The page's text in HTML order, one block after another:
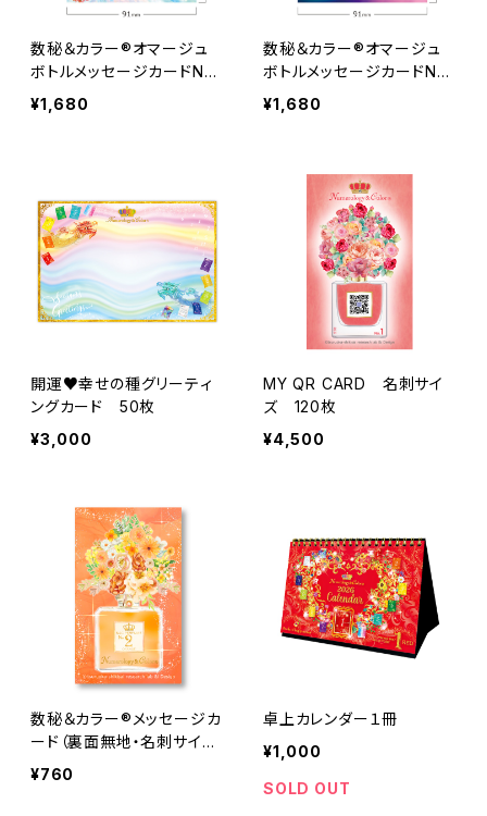
数秘＆カラー®オマージュ
ボトルメッセージカードNo.
２２ 30枚
¥1,680
数秘＆カラー®オマージュ
ボトルメッセージカードNo.
３３ 30枚
¥1,680
開運♥幸せの種グリーティ
ングカード 50枚
¥3,000
MY QR CARD 名刺サイ
ズ 120枚
¥4,500
数秘＆カラー®メッセージカ
ード（裏面無地・名刺サイ
ズ）
¥760
卓上カレンダー１冊
¥1,000
SOLD OUT